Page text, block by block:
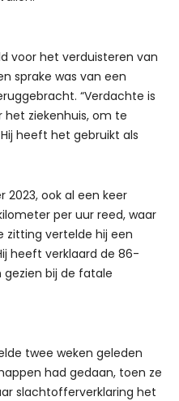
voor het verduisteren van
sprake was van een
“Verdachte is
het ziekenhuis, om te
heeft het gebruikt als
2023, ook al een keer
per uur reed, waar
zitting vertelde hij een
heeft verklaard de 86-
bij de fatale
twee weken geleden
had gedaan, toen ze
slachtofferverklaring het